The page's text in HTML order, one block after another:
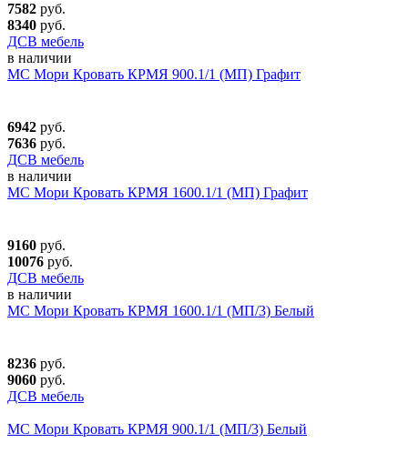
7582 руб.
8340 руб.
ДСВ мебель
в наличии
МС Мори Кровать КРМЯ 900.1/1 (МП) Графит
6942 руб.
7636 руб.
ДСВ мебель
в наличии
МС Мори Кровать КРМЯ 1600.1/1 (МП) Графит
9160 руб.
10076 руб.
ДСВ мебель
в наличии
МС Мори Кровать КРМЯ 1600.1/1 (МП/3) Белый
8236 руб.
9060 руб.
ДСВ мебель
МС Мори Кровать КРМЯ 900.1/1 (МП/3) Белый